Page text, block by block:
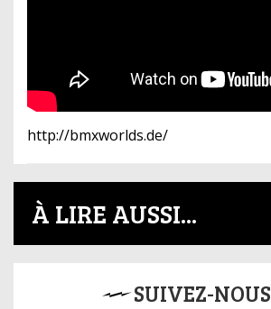
http://bmxworlds.de/
À LIRE AUSSI...
SUIVEZ-NOUS